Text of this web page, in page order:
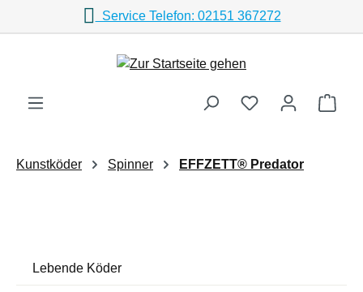
Zum Hauptinhalt springenService Telefon: 02151 367272
Kunstköder Spinner EFFZETT® Predator
Lebende Köder